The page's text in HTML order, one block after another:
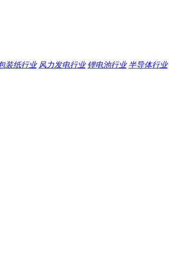
装纸行业 风力发电行业 锂电池行业 半导体行业